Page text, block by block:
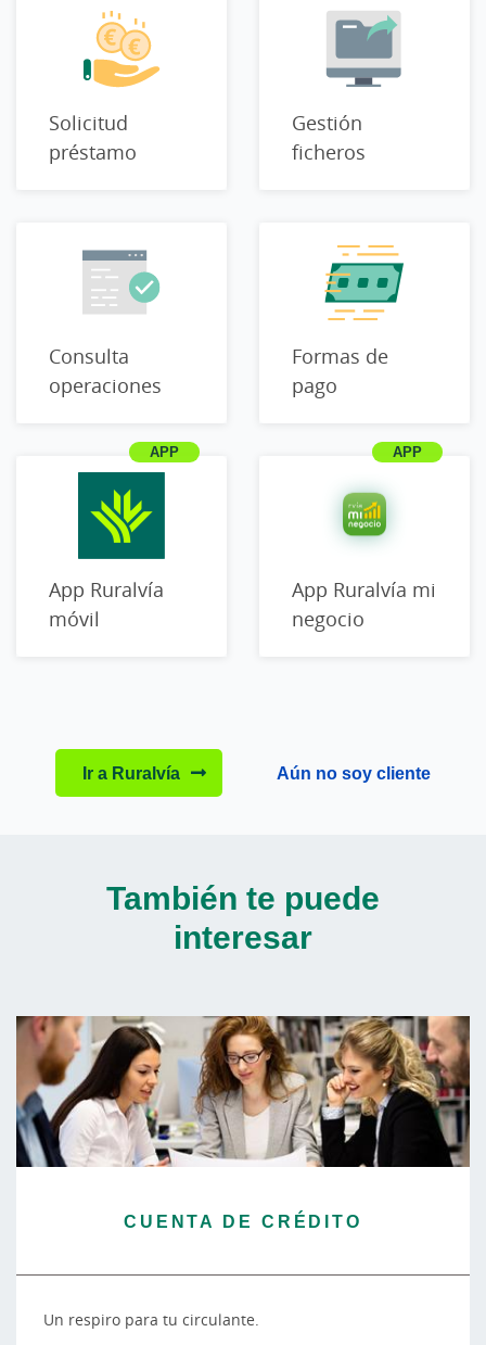
Solicitud
préstamo
Gestión
ficheros
Consulta
operaciones
Formas de
pago
App Ruralvía
móvil
App Ruralvía mi
negocio
Ir a Ruralvía Aún no soy cliente
También te puede
interesar
CUENTA DE CRÉDITO
Un respiro para tu circulante.